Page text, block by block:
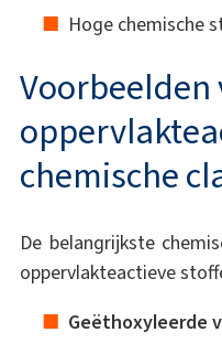
Hoge chemische
Voorbeelden
chemische
De belangrijkste
oppervlakteactieve
Geëthoxyleerde